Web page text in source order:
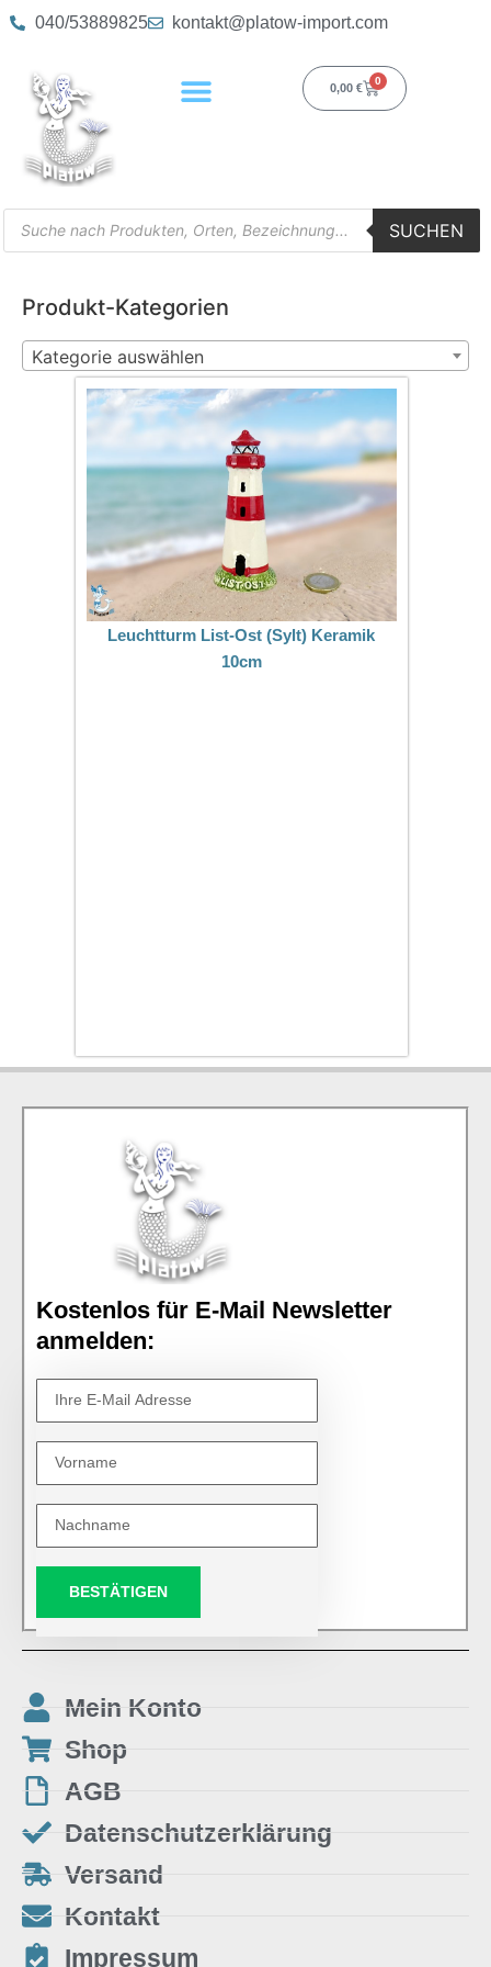
040/53889825 kontakt@platow-import.com
0,00 €
0
SUCHEN
Produkt-Kategorien
Kategorie auswählen
Leuchtturm List-Ost (Sylt) Keramik
10cm
Kostenlos für E-Mail Newsletter
anmelden:
BESTÄTIGEN
Mein Konto
Shop
AGB
Datenschutzerklärung
Versand
Kontakt
Impressum